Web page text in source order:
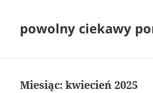
powolny ciekawy
Miesiąc:kwiecień 2025